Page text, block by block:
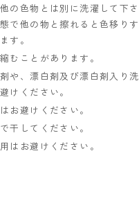
の色物とは別に洗濯して下さ
で他の物と擦れると色移りす
す。
むことがあります。
や、漂白剤及び漂白剤入り洗
けください。
お避けください。
干してください。
はお避けください。